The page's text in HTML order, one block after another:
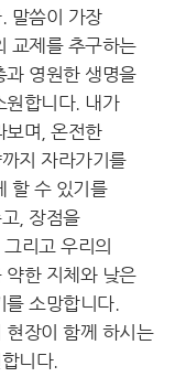
말씀이 가장
교제를 추구하는
과 영원한 생명을
원합니다. 내가
보며, 온전한
지 자라가기를
할 수 있기를
, 장점을
리고 우리의
약한 지체와 낮은
소망합니다.
장이 함께 하시는
니다.